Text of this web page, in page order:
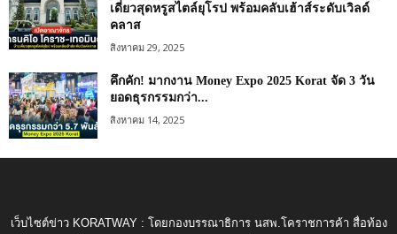
เดี่ยวสุดหรูสไตล์ยุโรป พร้อมคลับเฮ้าส์ระดับเวิลด์
คลาส
สิงหาคม 29, 2025
คึกคัก! มากงาน Money Expo 2025 Korat จัด 3 วัน
ยอดธุรกรรมกว่า...
สิงหาคม 14, 2025
เว็บไซต์ข่าว KORATWAY : โดยกองบรรณาธิการ นสพ.โคราชการค้า สื่อท้อง